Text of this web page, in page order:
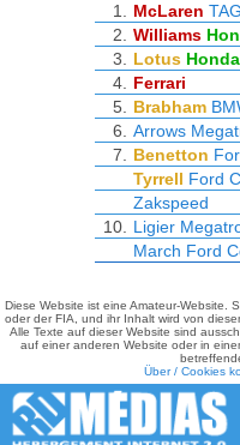
1. McLaren
2.
Williams
3.
Lotus Honda
4.
Ferrari
5.
Brabham
6.
Arrows
7.
Benetton
Tyrrell Ford
Zakspeed
10.
Ligier
March Ford
Diese Website ist eine Amateur-Website.
oder der FIA, und ihr Inhalt wird von
Alle Texte auf dieser Website sind
auf einer anderen Website oder in
Über / Cookies